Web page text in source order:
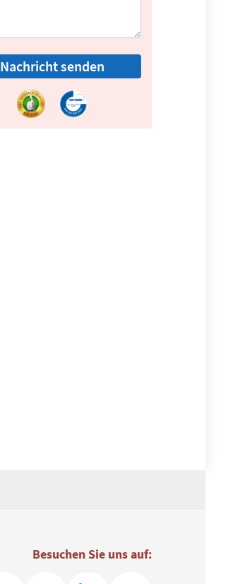
Nachricht senden
Besuchen Sie uns auf: